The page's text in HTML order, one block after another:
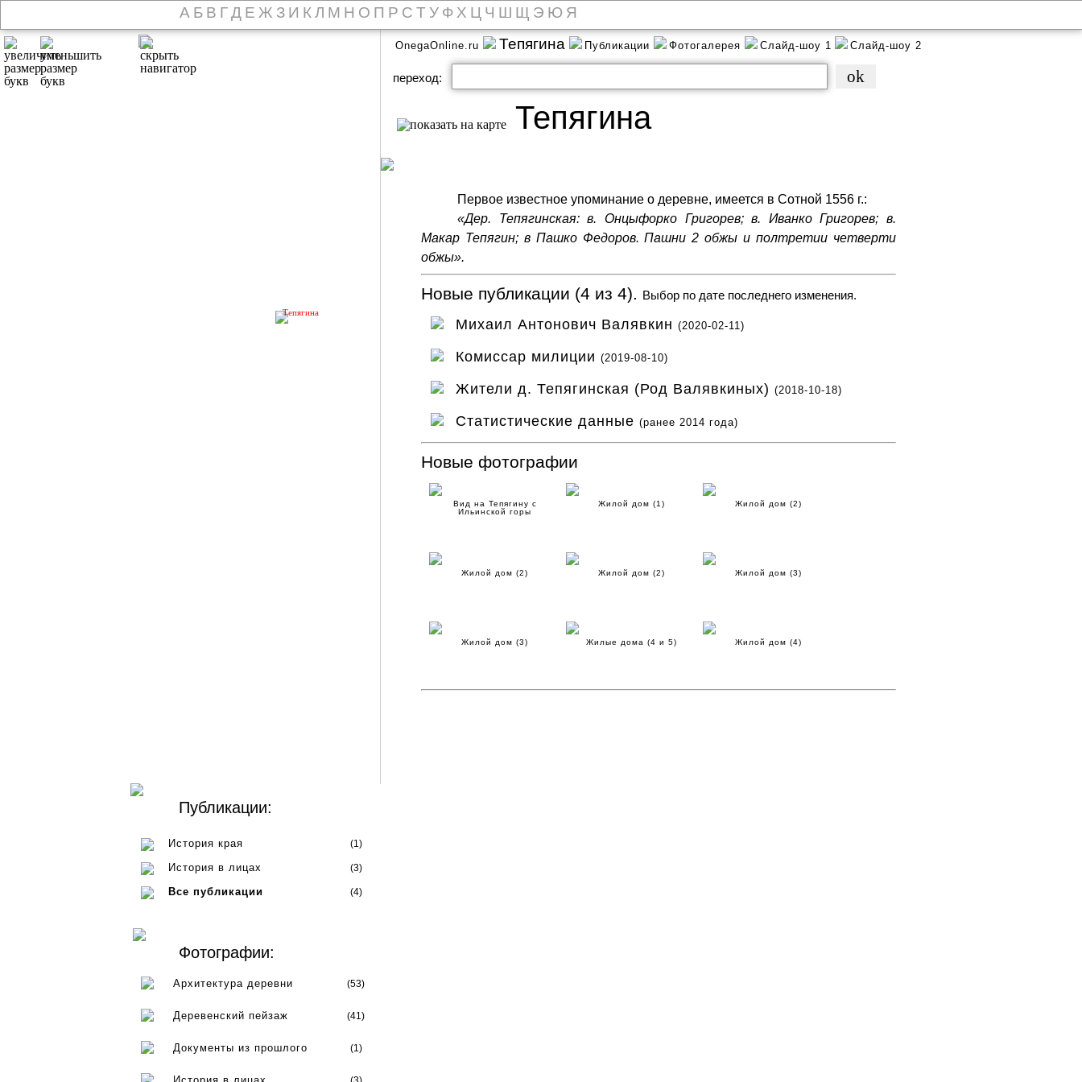
А Б В ГД Е Ж З И К Л М Н О П Р С Т У Ф Х Ц Ч Ш Щ Э Ю Я
Тепягина
Публикации:
История края (1)
История в лицах (3)
Все публикации (4)
Фотографии:
Архитектура деревни (53)
Деревенский пейзаж (41)
Документы из прошлого (1)
OnegaOnline.ru Тепягина Публикации Фотогалерея Слайд-шоу 1 Слайд-шоу 2
переход:
Тепягина
Первое известное упоминание о деревне, имеется в Сотной 1556 г.:
«Дер. Тепягинская: в. Онцыфорко Григорев; в. Иванко Григорев; в.
Макар Тепягин; в Пашко Федоров. Пашни 2 обжы и полтретии четверти
обжы».
Новые публикации (4 из 4). Выбор по дате последнего изменения.
Михаил Антонович Валявкин (2020-02-11)
Комиссар милиции (2019-08-10)
Жители д. Тепягинская (Род Валявкиных) (2018-10-18)
Статистические данные (ранее 2014 года)
Новые фотографии
Вид на Тепягину с
Ильинской горы
Жилой дом (1) Жилой дом (2)
Жилой дом (2) Жилой дом (2) Жилой дом (3)
Жилой дом (3) Жилые дома (4 и 5) Жилой дом (4)